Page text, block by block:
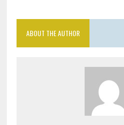
ABOUT THE AUTHOR